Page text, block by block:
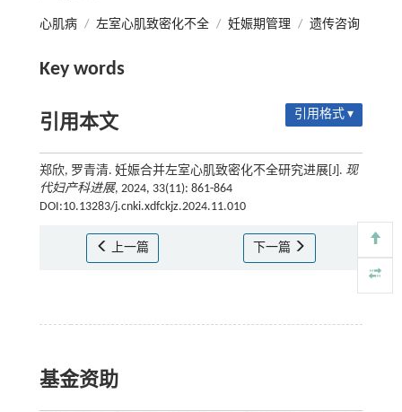
心肌病 / 左室心肌致密化不全 / 妊娠期管理 / 遗传咨询
Key words
引用本文 引用格式 ▾
郑欣, 罗青清. 妊娠合并左室心肌致密化不全研究进展[J]. 现
代妇产科进展, 2024, 33(11): 861-864
DOI:10.13283/j.cnki.xdfckjz.2024.11.010
上一篇 下一篇
基金资助